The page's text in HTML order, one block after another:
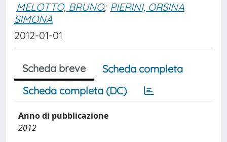
MELOTTO, BRUNO; PIERINI, ORSINA
SIMONA
2012-01-01
Scheda breve
Scheda completa
Scheda completa (DC)
Anno di pubblicazione
2012